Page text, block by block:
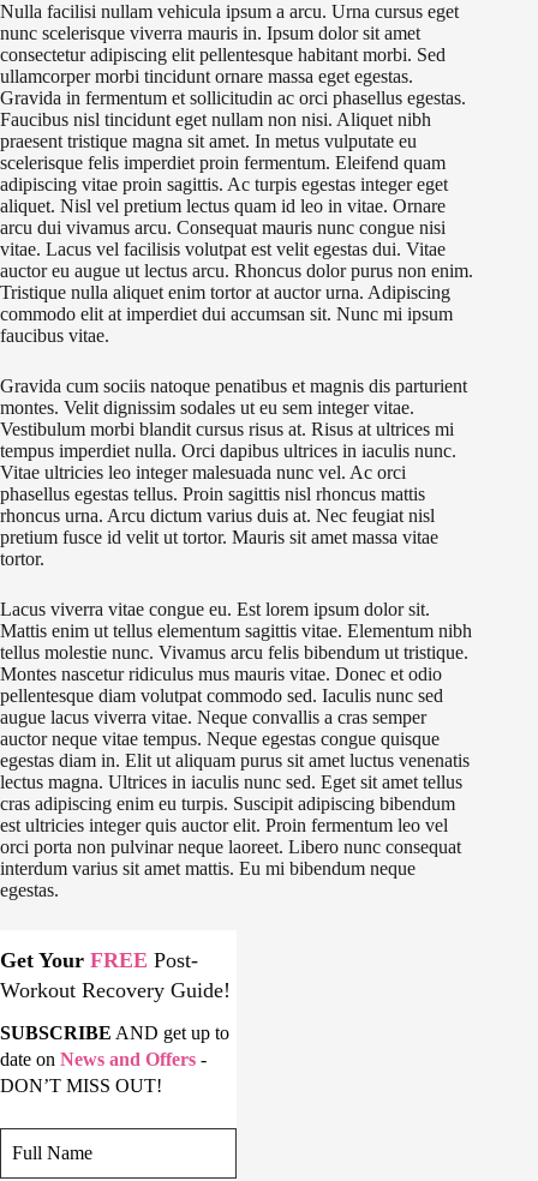
Nulla facilisi nullam vehicula ipsum a arcu. Urna cursus eget
nunc scelerisque viverra mauris in. Ipsum dolor sit amet
consectetur adipiscing elit pellentesque habitant morbi. Sed
ullamcorper morbi tincidunt ornare massa eget egestas.
Gravida in fermentum et sollicitudin ac orci phasellus egestas.
Faucibus nisl tincidunt eget nullam non nisi. Aliquet nibh
praesent tristique magna sit amet. In metus vulputate eu
scelerisque felis imperdiet proin fermentum. Eleifend quam
adipiscing vitae proin sagittis. Ac turpis egestas integer eget
aliquet. Nisl vel pretium lectus quam id leo in vitae. Ornare
arcu dui vivamus arcu. Consequat mauris nunc congue nisi
vitae. Lacus vel facilisis volutpat est velit egestas dui. Vitae
auctor eu augue ut lectus arcu. Rhoncus dolor purus non enim.
Tristique nulla aliquet enim tortor at auctor urna. Adipiscing
commodo elit at imperdiet dui accumsan sit. Nunc mi ipsum
faucibus vitae.
Gravida cum sociis natoque penatibus et magnis dis parturient
montes. Velit dignissim sodales ut eu sem integer vitae.
Vestibulum morbi blandit cursus risus at. Risus at ultrices mi
tempus imperdiet nulla. Orci dapibus ultrices in iaculis nunc.
Vitae ultricies leo integer malesuada nunc vel. Ac orci
phasellus egestas tellus. Proin sagittis nisl rhoncus mattis
rhoncus urna. Arcu dictum varius duis at. Nec feugiat nisl
pretium fusce id velit ut tortor. Mauris sit amet massa vitae
tortor.
Lacus viverra vitae congue eu. Est lorem ipsum dolor sit.
Mattis enim ut tellus elementum sagittis vitae. Elementum nibh
tellus molestie nunc. Vivamus arcu felis bibendum ut tristique.
Montes nascetur ridiculus mus mauris vitae. Donec et odio
pellentesque diam volutpat commodo sed. Iaculis nunc sed
augue lacus viverra vitae. Neque convallis a cras semper
auctor neque vitae tempus. Neque egestas congue quisque
egestas diam in. Elit ut aliquam purus sit amet luctus venenatis
lectus magna. Ultrices in iaculis nunc sed. Eget sit amet tellus
cras adipiscing enim eu turpis. Suscipit adipiscing bibendum
est ultricies integer quis auctor elit. Proin fermentum leo vel
orci porta non pulvinar neque laoreet. Libero nunc consequat
interdum varius sit amet mattis. Eu mi bibendum neque
egestas.
Get Your FREE Post-
Workout Recovery Guide!
SUBSCRIBE AND get up to
date on News and Offers -
DON’T MISS OUT!